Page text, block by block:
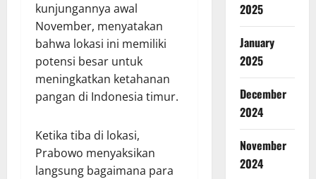
kunjungannya awal
November, menyatakan
bahwa lokasi ini memiliki
potensi besar untuk
meningkatkan ketahanan
pangan di Indonesia timur.
Ketika tiba di lokasi,
Prabowo menyaksikan
langsung bagaimana para
2025
January
2025
December
2024
November
2024